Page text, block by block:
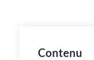
Contenu